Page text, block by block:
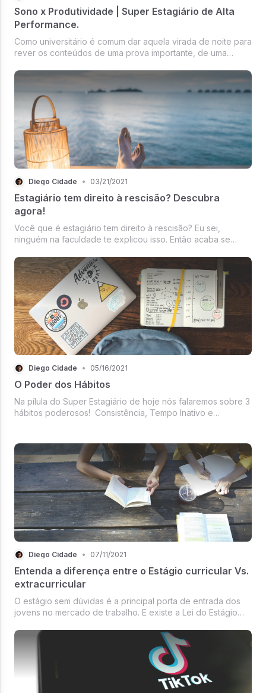
Sono x Produtividade | Super Estagiário de Alta
Performance.
Como universitário é comum dar aquela virada de noite para
rever os conteúdos de uma prova importante, de uma
sabe, vai saber agora, nem sempre é assertivo ficar
Diego Cidade • 03/21/2021
Estagiário tem direito à rescisão? Descubra
agora!
Você que é estagiário tem direito à rescisão? Eu sei,
ninguém na faculdade te explicou isso. Então acaba se
agora a jornada profissional. Isso acontece também pois as
pessoas acabam misturando
Diego Cidade • 05/16/2021
O Poder dos Hábitos
Na pílula do Super Estagiário de hoje nós falaremos sobre 3
hábitos poderosos! Consistência, Tempo Inativo e
Diego Cidade • 07/11/2021
Entenda a diferença entre o Estágio curricular Vs.
extracurricular
O estágio sem dúvidas é a principal porta de entrada dos
jovens no mercado de trabalho. E existe a Lei do Estágio
prática do que você aprende na sala de aula. Ele pode ser